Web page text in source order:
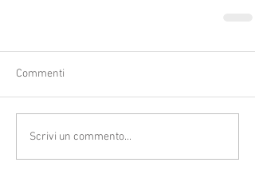
Commenti
Scrivi un commento...